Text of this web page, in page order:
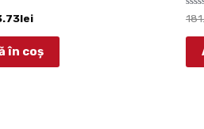
lei
în coș
la
0